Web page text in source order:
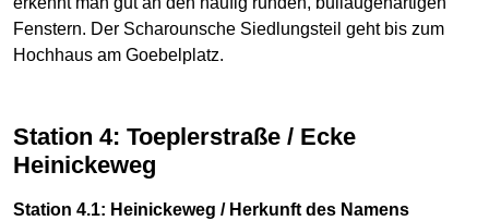
Fenstern. Der Scharounsche Siedlungsteil geht bis zum
Hochhaus am Goebelplatz.
Station 4: Toeplerstraße / Ecke
Heinickeweg
Station 4.1: Heinickeweg / Herkunft des Namens